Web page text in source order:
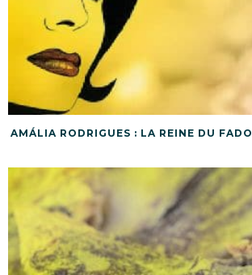
AMÁLIA RODRIGUES : LA REINE DU FADO